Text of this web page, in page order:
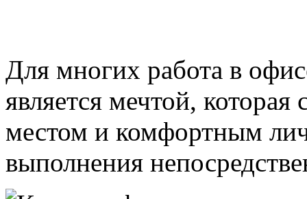
Для многих работа в
является мечтой,
местом и комфортным
выполнения